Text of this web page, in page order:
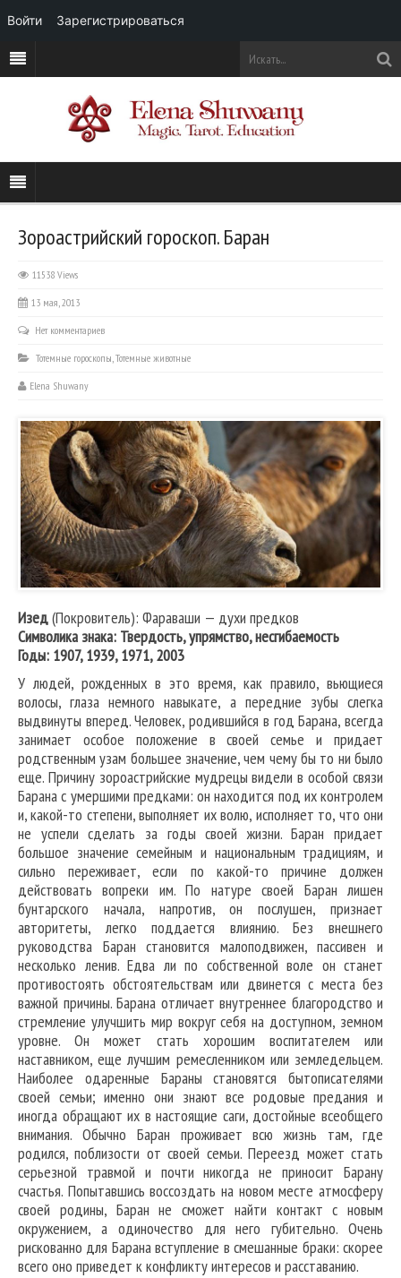
Зороастрийский гороскоп. Баран
11538 Views
13 мая, 2013
Нет комментариев
Тотемные гороскопы,Тотемные животные
Elena Shuwany
Изед(Покровитель): Фараваши — духи предков
Символика знака: Твердость, упрямство, несгибаемость
Годы: 1907, 1939, 1971, 2003
У людей, рожденных в это время, как правило, вьющиеся
волосы, глаза немного навыкате, а передние зубы слегка
выдвинуты вперед. Человек, родившийся в год Барана, всегда
занимает особое положение в своей семье и придает
родственным узам большее значение, чем чему бы то ни было
еще. Причину зороастрийские мудрецы видели в особой связи
Барана с умершими предками: он находится под их контролем
и, какой-то степени, выполняет их волю, исполняет то, что они
не успели сделать за годы своей жизни. Баран придает
большое значение семейным и национальным традициям, и
сильно переживает, если по какой-то причине должен
действовать вопреки им. По натуре своей Баран лишен
бунтарского начала, напротив, он послушен, признает
авторитеты, легко поддается влиянию. Без внешнего
руководства Баран становится малоподвижен, пассивен и
несколько ленив. Едва ли по собственной воле он станет
противостоять обстоятельствам или двинется с места без
важной причины. Барана отличает внутреннее благородство и
стремление улучшить мир вокруг себя на доступном, земном
уровне. Он может стать хорошим воспитателем или
наставником, еще лучшим ремесленником или земледельцем.
Наиболее одаренные Бараны становятся бытописателями
своей семьи; именно они знают все родовые предания и
иногда обращают их в настоящие саги, достойные всеобщего
внимания. Обычно Баран проживает всю жизнь там, где
родился, поблизости от своей семьи. Переезд может стать
серьезной травмой и почти никогда не приносит Барану
счастья. Попытавшись воссоздать на новом месте атмосферу
своей родины, Баран не сможет найти контакт с новым
окружением, а одиночество для него губительно. Очень
рискованно для Барана вступление в смешанные браки: скорее
всего оно приведет к конфликту интересов и расставанию.
Войти Зарегистрироваться